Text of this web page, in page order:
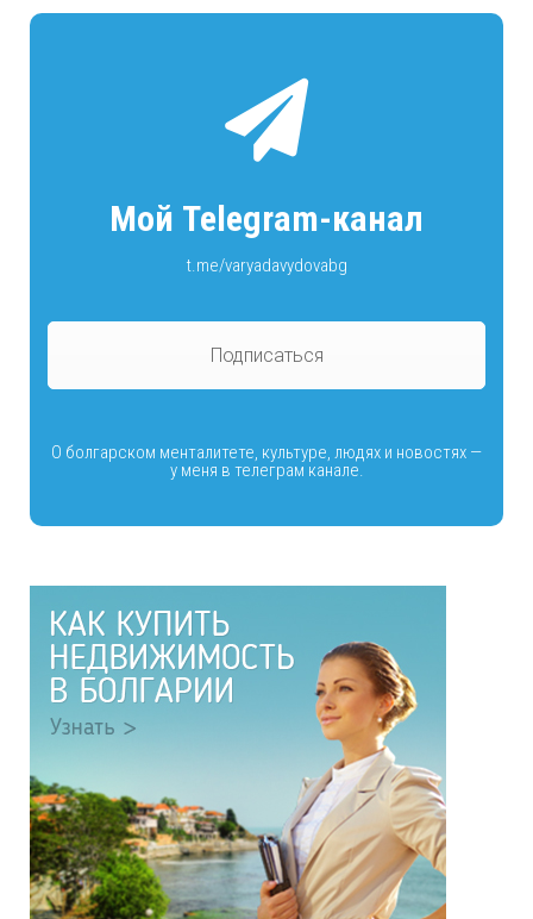
Мой Telegram-канал
t.me/varyadavydovabg
Подписаться
О болгарском менталитете, культуре, людях и новостях —
у меня в телеграм канале.